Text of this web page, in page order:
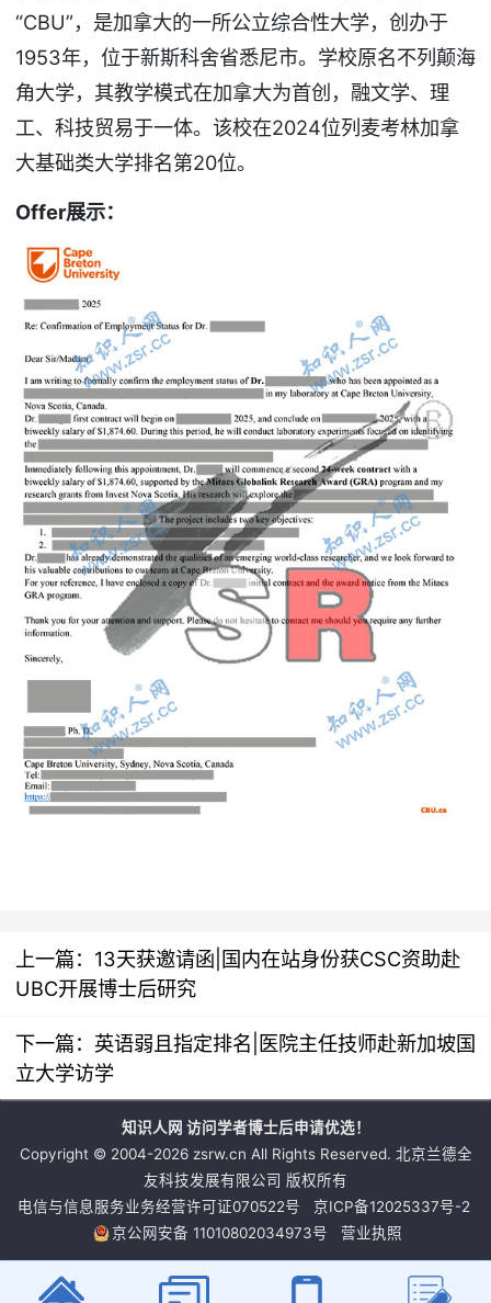
“CBU”，是加拿大的一所公立综合性大学，创办于
1953年，位于新斯科舍省悉尼市。学校原名不列颠海
角大学，其教学模式在加拿大为首创，融文学、理
工、科技贸易于一体。该校在2024位列麦考林加拿
大基础类大学排名第20位。
Offer展示：
上一篇： 13天获邀请函|国内在站身份获CSC资助赴
UBC开展博士后研究
下一篇： 英语弱且指定排名|医院主任技师赴新加坡国
立大学访学
知识人网 访问学者博士后申请优选！
Copyright © 2004-2026 zsrw.cn All Rights Reserved. 北京兰德全
友科技发展有限公司 版权所有
电信与信息服务业务经营许可证070522号
京ICP备12025337号-2
京公网安备 11010802034973号
营业执照